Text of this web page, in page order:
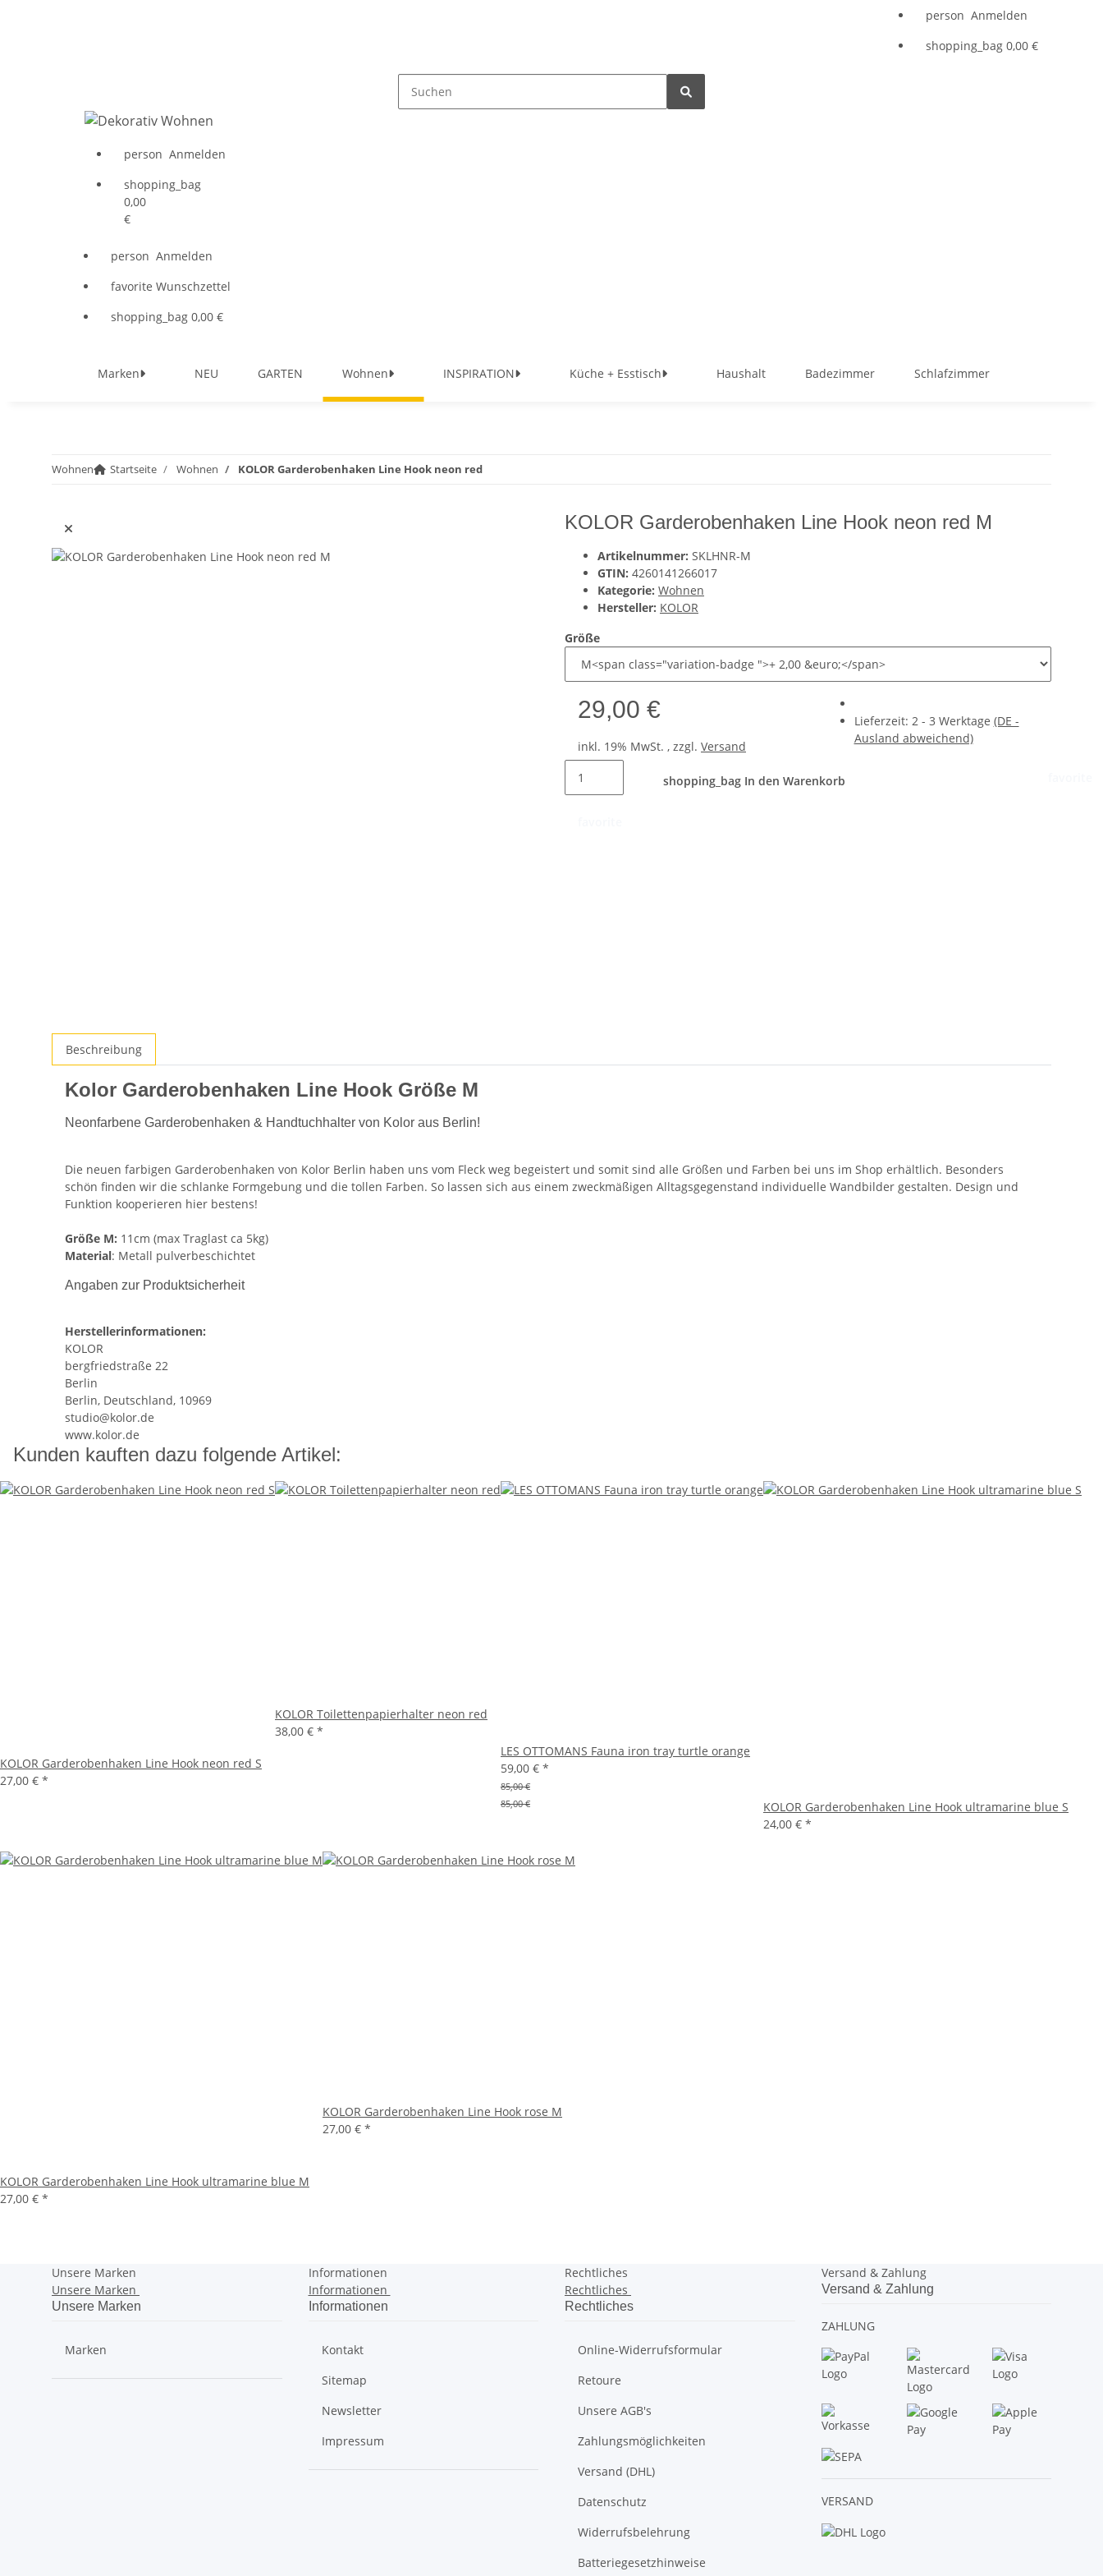
person Anmelden
shopping_bag 0,00 €
person Anmelden
shopping_bag
0,00
€
person Anmelden
favorite Wunschzettel
shopping_bag 0,00 €
Marken NEU GARTEN Wohnen INSPIRATION Küche + Esstisch Haushalt Badezimmer Schlafzimmer
Wohnen Startseite Wohnen KOLOR Garderobenhaken Line Hook neon red
KOLOR Garderobenhaken Line Hook neon red M
Artikelnummer: SKLHNR-M
GTIN: 4260141266017
Kategorie: Wohnen
Hersteller: KOLOR
Größe
29,00 €
inkl. 19% MwSt. , zzgl. Versand
Lieferzeit: 2 - 3 Werktage (DE -
Ausland abweichend)
shopping_bag In den Warenkorb
Beschreibung
Kolor Garderobenhaken Line Hook Größe M
Neonfarbene Garderobenhaken & Handtuchhalter von Kolor aus Berlin!
Die neuen farbigen Garderobenhaken von Kolor Berlin haben uns vom Fleck weg begeistert und somit sind alle Größen und Farben bei uns im Shop erhältlich. Besonders
schön finden wir die schlanke Formgebung und die tollen Farben. So lassen sich aus einem zweckmäßigen Alltagsgegenstand individuelle Wandbilder gestalten. Design und
Funktion kooperieren hier bestens!
Größe M: 11cm (max Traglast ca 5kg)
Material: Metall pulverbeschichtet
Angaben zur Produktsicherheit
Herstellerinformationen:
KOLOR
bergfriedstraße 22
Berlin
Berlin, Deutschland, 10969
studio@kolor.de
www.kolor.de
Kunden kauften dazu folgende Artikel:
KOLOR Garderobenhaken Line Hook neon red S
27,00 € *
KOLOR Toilettenpapierhalter neon red
38,00 € *
LES OTTOMANS Fauna iron tray turtle orange
59,00 € *
85,00 €
85,00 €
KOLOR Garderobenhaken Line Hook ultramarine blue S
24,00 € *
KOLOR Garderobenhaken Line Hook ultramarine blue M
27,00 € *
KOLOR Garderobenhaken Line Hook rose M
27,00 € *
Unsere Marken
Unsere Marken
Unsere Marken
Marken
Informationen
Informationen
Informationen
Kontakt
Sitemap
Newsletter
Impressum
Rechtliches
Rechtliches
Rechtliches
Online-Widerrufsformular
Retoure
Unsere AGB's
Zahlungsmöglichkeiten
Versand (DHL)
Datenschutz
Widerrufsbelehrung
Batteriegesetzhinweise
Versand & Zahlung
Versand & Zahlung
ZAHLUNG
VERSAND